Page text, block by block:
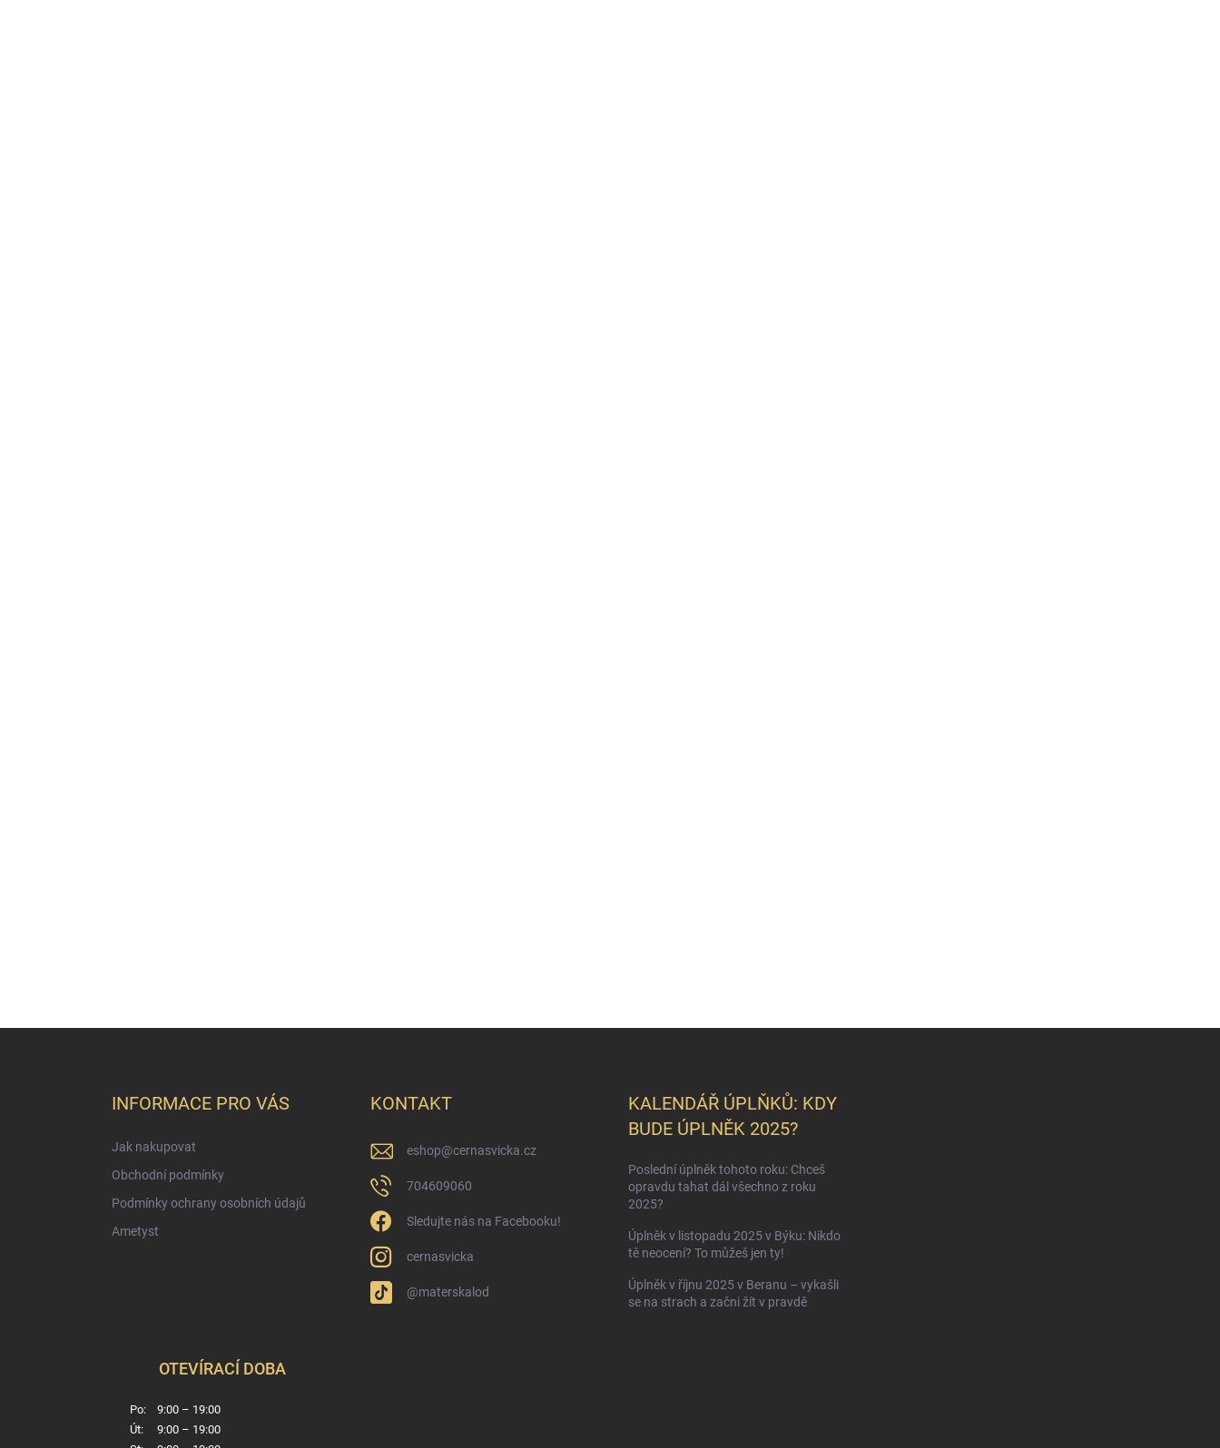
INFORMACE PRO VÁS
Jak nakupovat
Obchodní podmínky
Podmínky ochrany osobních údajů
Ametyst
KONTAKT
eshop@cernasvicka.cz
704609060
Sledujte nás na Facebooku!
cernasvicka
@materskalod
KALENDÁŘ ÚPLŇKŮ: KDY
BUDE ÚPLNĚK 2025?
Poslední úplněk tohoto roku: Chceš
opravdu tahat dál všechno z roku
2025?
Úplněk v listopadu 2025 v Býku: Nikdo
tě neocení? To můžeš jen ty!
Úplněk v říjnu 2025 v Beranu – vykašli
se na strach a začni žít v pravdě
OTEVÍRACÍ DOBA
Po:
9:00 – 19:00
Út:
9:00 – 19:00